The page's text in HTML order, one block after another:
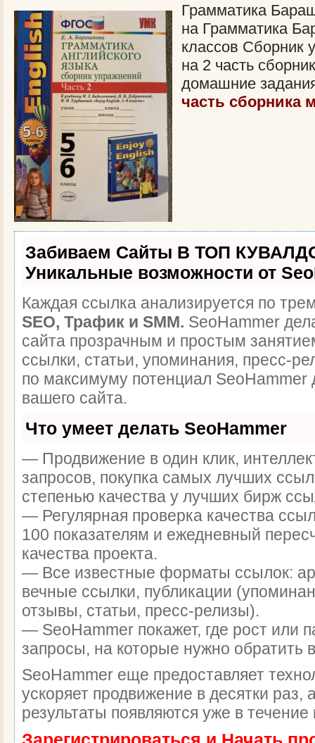
Грамматика
на Грамматика
классов Сборник
на 2 часть
домашние
часть сборника
Забиваем Сайты В ТОП
Уникальные возможности от
Каждая ссылка анализируется по
SEO, Трафик и SMM. SeoHammer
сайта прозрачным и простым
ссылки, статьи, упоминания, пресс-
по максимуму потенциал SeoHammer
вашего сайта.
Что умеет делать SeoHammer
— Продвижение в один клик,
запросов, покупка самых лучших
степенью качества у лучших бирж
— Регулярная проверка качества
100 показателям и ежедневный
качества проекта.
— Все известные форматы ссылок:
вечные ссылки, публикации
отзывы, статьи, пресс-релизы).
— SeoHammer покажет, где рост или
запросы, на которые нужно обратить
SeoHammer еще предоставляет
ускоряет продвижение в десятки раз,
результаты появляются уже в